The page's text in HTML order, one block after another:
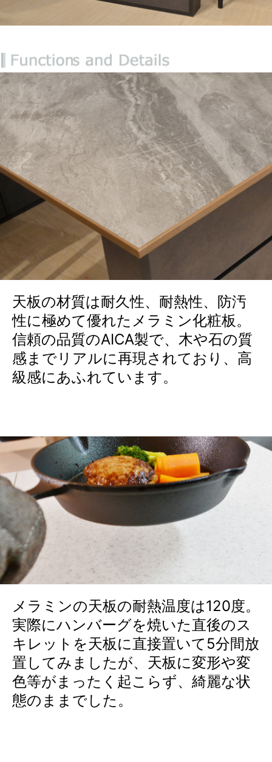
天板の材質は耐久性、耐熱性、防汚
性に極めて優れたメラミン化粧板。
信頼の品質のAICA製で、木や石の質
感までリアルに再現されており、高
級感にあふれています。
メラミンの天板の耐熱温度は120度。
実際にハンバーグを焼いた直後のス
キレットを天板に直接置いて5分間放
置してみましたが、天板に変形や変
色等がまったく起こらず、綺麗な状
態のままでした。